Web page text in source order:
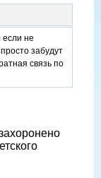
если не
забудут
связь по